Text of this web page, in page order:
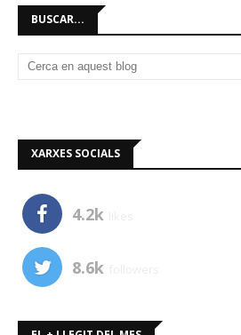
BUSCAR...
XARXES SOCIALS
4.2k
8.6k